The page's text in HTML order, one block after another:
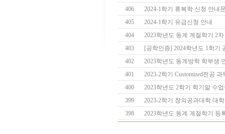
406
2024-1학기 휴복학 신청 안내
405
2024-1학기 유급신청 안내
404
2023학년도 동계 계절학기 2
403
[공학인증] 2024학년도 1학기
402
2023학년도 동계방학 학부생
401
2023-2학기 Customized전공
400
2023학년도 2학기 학기말 수
399
2023-2학기 창의공과대학 대
398
2023학년도 동계 계절학기 등